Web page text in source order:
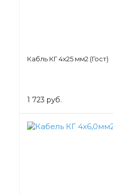
Кабль КГ 4х25 мм2 (Гост)
1 723 руб.